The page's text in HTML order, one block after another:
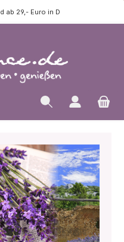
ab 29,- Euro in D